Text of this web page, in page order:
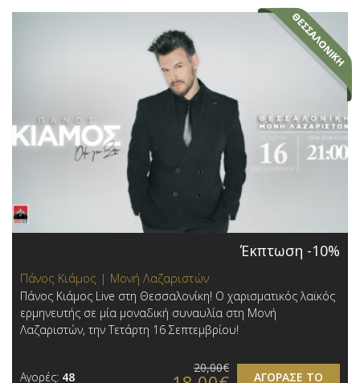
Έκπτωση -10%
Πάνος Κιάμος | Μονή Λαζαριστών
Πάνος Κιάμος Live στη Θεσσαλονίκη! Ο χαρισματικός λαϊκός
ερμηνευτής σε μία μοναδική συναυλία στη Μονή
Λαζαριστών, την Τετάρτη 16 Σεπτεμβρίου!
Αγορές: 48 ΑΓΟΡΑΣΕ ΤΟ
20,00€